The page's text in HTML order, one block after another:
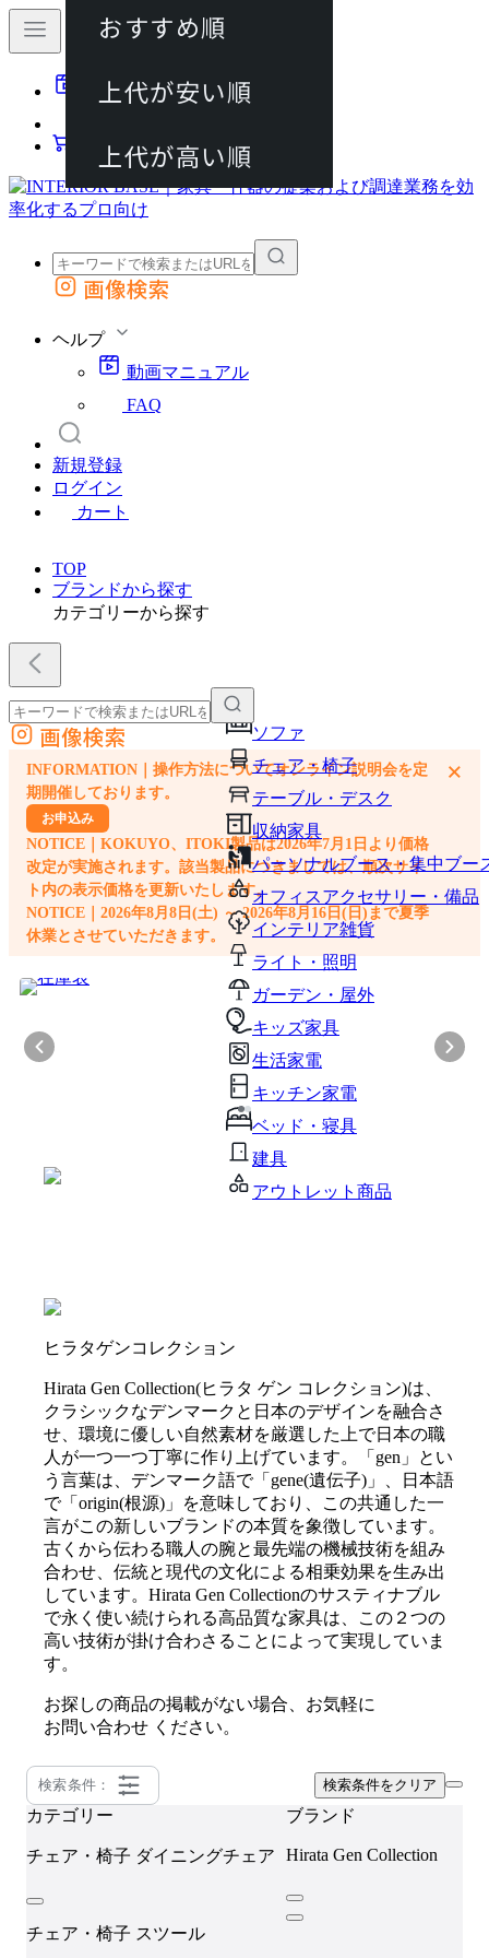
動画マニュアル
カート
外部サイトの商品をカートに追加
画像検索
ヘルプ
動画マニュアル
FAQ
新規登録
ログイン
カート
TOP
ブランドから探す
カテゴリーから探す
ソファ
チェア・椅子
テーブル・デスク
収納家具
パーソナルブース・集中ブー
オフィスアクセサリー・備品
インテリア雑貨
ライト・照明
ガーデン・屋外
キッズ家具
生活家電
キッチン家電
ベッド・寝具
建具
アウトレット商品
外部サイトの商品をカートに追加
他のサイトで見つけた商品ページのURLを貼り付けて、カートに追加できます
画像検索
INFORMATION｜操作方法についてオンライン説明会を定
期開催しております。
お申込み
NOTICE｜KOKUYO、ITOKI製品は2026年7月1日より価格
改定が実施されます。該当製品につきましては、順次サイ
ト内の表示価格を更新いたします。
NOTICE｜2026年8月8日(土) ～ 2026年8月16日(日)まで夏季
休業とさせていただきます。
×
ヒラタゲンコレクション
Hirata Gen Collection(ヒラタ ゲン コレクション)は、
クラシックなデンマークと日本のデザインを融合さ
せ、環境に優しい自然素材を厳選した上で日本の職
人が一つ一つ丁寧に作り上げています。「gen」とい
う言葉は、デンマーク語で「gene(遺伝子)」、日本語
で「origin(根源)」を意味しており、この共通した一
言がこの新しいブランドの本質を象徴しています。
古くから伝わる職人の腕と最先端の機械技術を組み
合わせ、伝統と現代の文化による相乗効果を生み出
しています。Hirata Gen Collectionのサスティナブル
で永く使い続けられる高品質な家具は、この２つの
高い技術が掛け合わさることによって実現していま
す。
お探しの商品の掲載がない場合、お気軽に
お問い合わせ ください。
検索条件： 検索条件をクリア
カテゴリー
チェア・椅子 ダイニングチェア
チェア・椅子 スツール
ブランド
Hirata Gen Collection
おすすめ順
上代が安い順
上代が高い順